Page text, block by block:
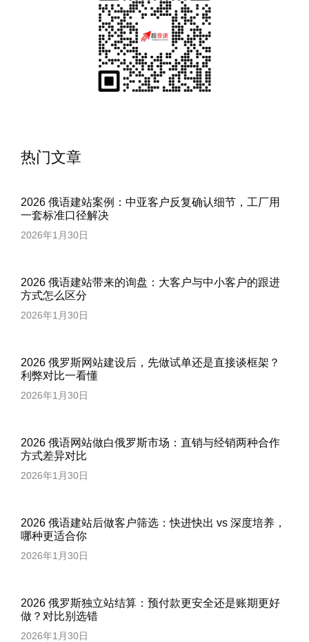
热门文章
2026 俄语建站案例：中亚客户反复确认细节，工厂用
一套标准口径解决
2026年1月30日
2026 俄语建站带来的询盘：大客户与中小客户的跟进
方式怎么区分
2026年1月30日
2026 俄罗斯网站建设后，先做试单还是直接谈框架？
利弊对比一看懂
2026年1月30日
2026 俄语网站做白俄罗斯市场：直销与经销两种合作
方式差异对比
2026年1月30日
2026 俄语建站后做客户筛选：快进快出 vs 深度培养，
哪种更适合你
2026年1月30日
2026 俄罗斯独立站结算：预付款更安全还是账期更好
做？对比别选错
2026年1月30日